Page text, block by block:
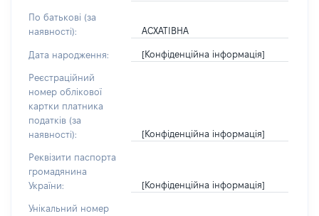
По батькові (за
наявності):
АСХАТІВНА
Дата народження: [Конфіденційна інформація]
Реєстраційний
номер облікової
картки платника
податків (за
наявності):
[Конфіденційна інформація]
Реквізити паспорта
громадянина
України:
[Конфіденційна інформація]
Унікальний номер